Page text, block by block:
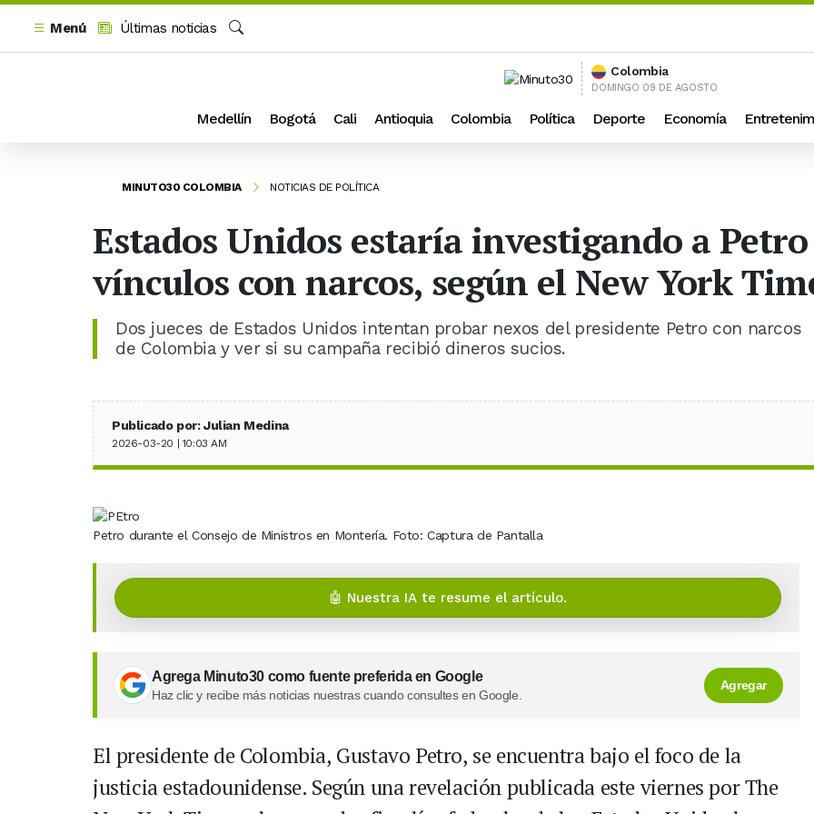
Menú
Últimas noticias
Buscar
Colombia
DOMINGO 09 DE AGOSTO
Medellín Bogotá Cali Antioquia Colombia Política Deporte Economía
MINUTO30 COLOMBIA NOTICIAS DE POLÍTICA
Estados Unidos estaría investigando a
vínculos con narcos, según el New York
Dos jueces de Estados Unidos intentan probar nexos del presidente Petro con narcos
de Colombia y ver si su campaña recibió dineros sucios.
Publicado por: Julian Medina
2026-03-20 | 10:03 AM
Petro durante el Consejo de Ministros en Montería. Foto: Captura de Pantalla
🤖 Nuestra IA te resume el artículo.
Agrega Minuto30 como fuente preferida en Google
Haz clic y recibe más noticias nuestras cuando consultes en Google.
Agregar
El presidente de Colombia, Gustavo Petro, se encuentra bajo el foco de la
justicia estadounidense. Según una revelación publicada este viernes por The